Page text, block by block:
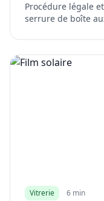
Procédure légale
serrure de boîte
Vitrerie 6 min